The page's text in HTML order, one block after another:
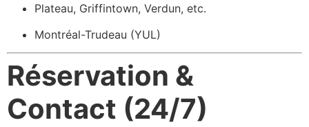
Plateau, Griffintown, Verdun, etc.
Montréal-Trudeau (YUL)
Réservation &
Contact (24/7)